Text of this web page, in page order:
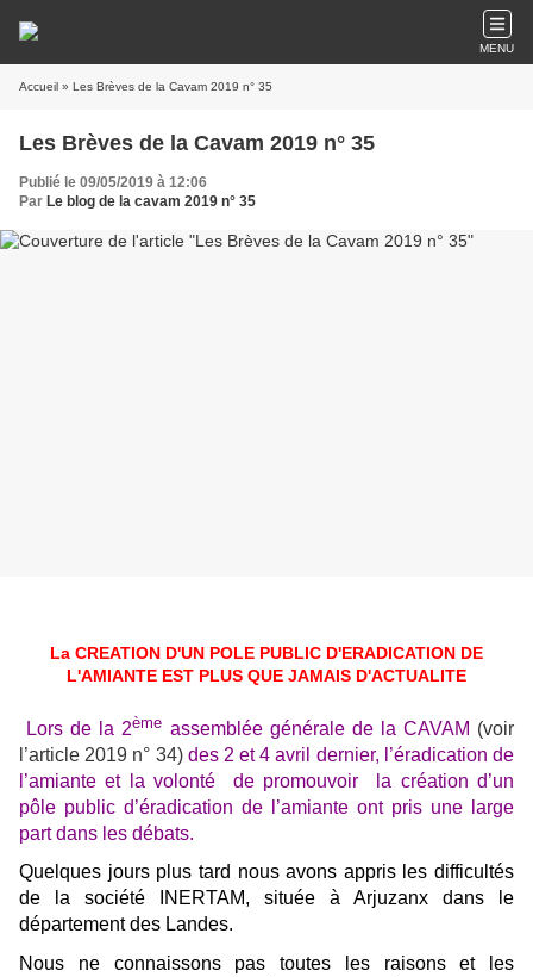
MENU
Accueil » Les Brèves de la Cavam 2019 n° 35
Les Brèves de la Cavam 2019 n° 35
Publié le 09/05/2019 à 12:06
Par Le blog de la cavam 2019 n° 35
La CREATION D'UN POLE PUBLIC D'ERADICATION DE
L'AMIANTE EST PLUS QUE JAMAIS D'ACTUALITE
Lors de la 2ème assemblée générale de la CAVAM (voir
l’article 2019 n° 34)des 2 et 4 avril dernier, l’éradication de
l’amiante et la volonté de promouvoir la création d’un
pôle public d’éradication de l’amiante ont pris une large
part dans les débats.
Quelques jours plus tard nous avons appris les difficultés
de la société INERTAM, située à Arjuzanx dans le
département des Landes.
Nous ne connaissons pas toutes les raisons et les